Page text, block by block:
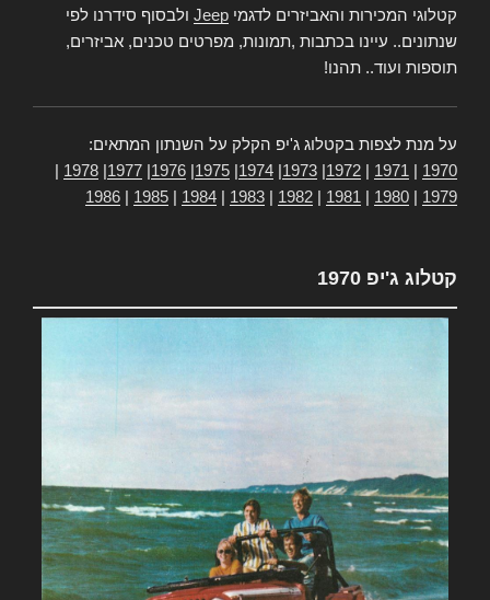
קטלוגי המכירות והאביזרים לדגמי Jeep ולבסוף סידרנו לפי
שנתונים.. עיינו בכתבות ,תמונות, מפרטים טכנים, אביזרים,
תוספות ועוד.. תהנו!
על מנת לצפות בקטלוג ג'יפ הקלק על השנתון המתאים:
1970
1971
1972
1973
1974
1975
1976
1977
1978
1979
1980
1981
1982
1983
1984
1985
1986
קטלוג ג'יפ 1970